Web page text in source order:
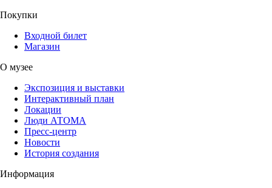
Покупки
Входной билет
Магазин
О музее
Экспозиция и выставки
Интерактивный план
Локации
Люди АТОМА
Пресс-центр
Новости
История создания
Информация